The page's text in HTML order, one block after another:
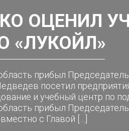
ОЦЕНИЛ
«ЛУКОЙЛ»
прибыл
посетил
и учебный центр по
прибыл
с Главой […]